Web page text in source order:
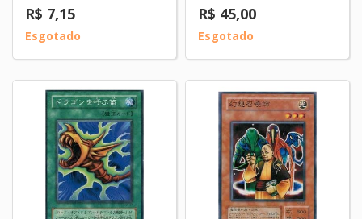
R$ 7,15
Esgotado
R$ 45,00
Esgotado